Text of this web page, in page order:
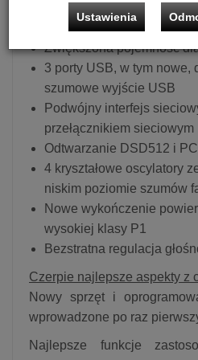
Sieć światłowodowa
od szumu cyfrowego sieci
Zwiększona pojemność
3 porty USB, w tym nowe,
szumowe wyjście USB
Podwójny interfejs
przełącznikiem sieciowym
Odtwarzanie DSD512 i
4 kryształowe oscylatory
niskim poziomie szumów
Nowe wykończenie
wysokiej klasy P1
Bezstratna regulacja
Czerpie najlepsze aspekty z
Nowy sprzęt i
wprowadzone po raz
Najlepsze funkcje
Ustawienia